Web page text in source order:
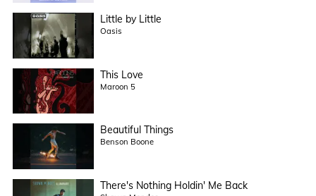
Little by Little
Oasis
This Love
Maroon 5
Beautiful Things
Benson Boone
There's Nothing Holdin' Me Back